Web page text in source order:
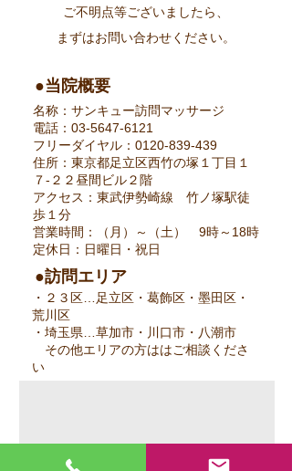
ご不明点等ございましたら、
まずはお問い合わせください。
●当院概要
名称：サンキュー訪問マッサージ
電話：03-5647-6121
フリーダイヤル：0120-839-439
住所：東京都足立区西竹の塚１丁目１
７‐２２昼間ビル２階
アクセス：東武伊勢崎線 竹ノ塚駅徒
歩１分
営業時間：（月）～（土） 9時～18時
定休日：日曜日・祝日
●訪問エリア
・２３区…足立区・葛飾区・墨田区・
荒川区
・埼玉県…草加市・川口市・八潮市
その他エリアの方ははご相談くださ
い